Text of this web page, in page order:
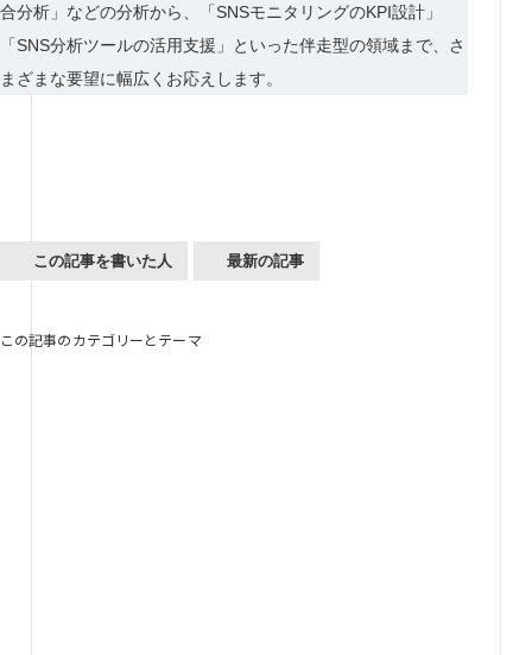
合分析」などの分析から、「SNSモニタリングのKPI設計」
「SNS分析ツールの活用支援」といった伴走型の領域まで、さ
まざまな要望に幅広くお応えします。
この記事を書いた人 最新の記事
この記事のカテゴリーとテーマ